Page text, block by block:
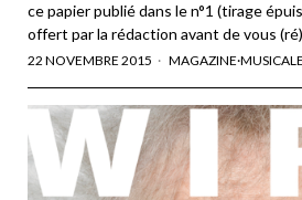
ce papier publié dans le n°1 (tirage
offert par la rédaction avant de vous
22 NOVEMBRE 2015 MAGAZINE·